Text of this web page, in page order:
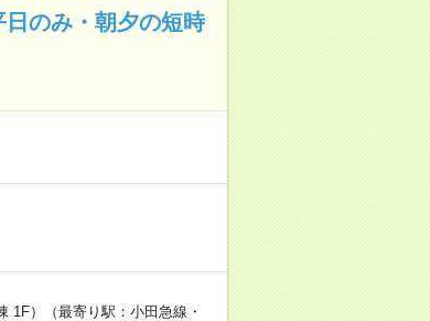
のみ・朝夕の短時
1F）（最寄り駅：小田急線・